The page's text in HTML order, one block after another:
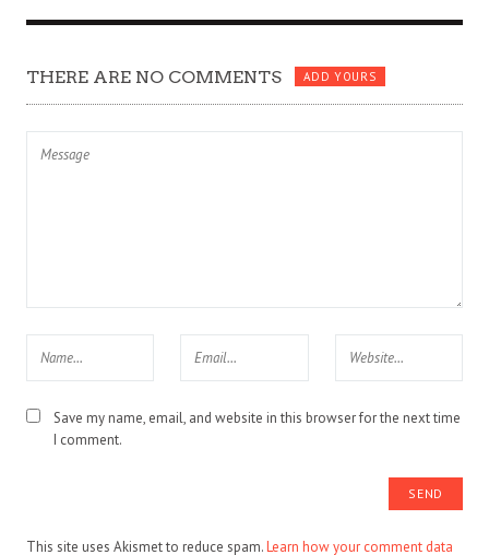
THERE ARE NO COMMENTS ADD YOURS
Save my name, email, and website in this browser for the next time
I comment.
This site uses Akismet to reduce spam.Learn how your comment data